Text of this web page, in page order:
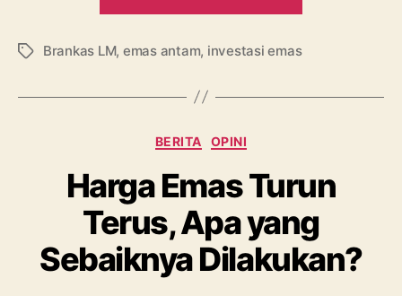
di
LM”
Tag Brankas LM, emas antam, investasi emas
Kategori
BERITA OPINI
Harga Emas Turun
Terus, Apa yang
Sebaiknya Dilakukan?